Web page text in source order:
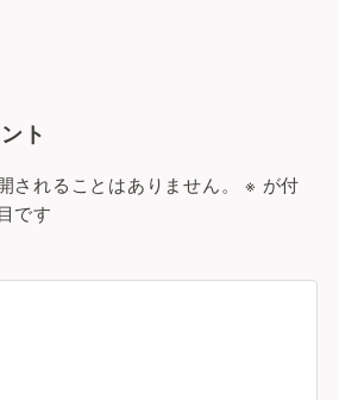
ト
されることはありません。 ※ が付
です